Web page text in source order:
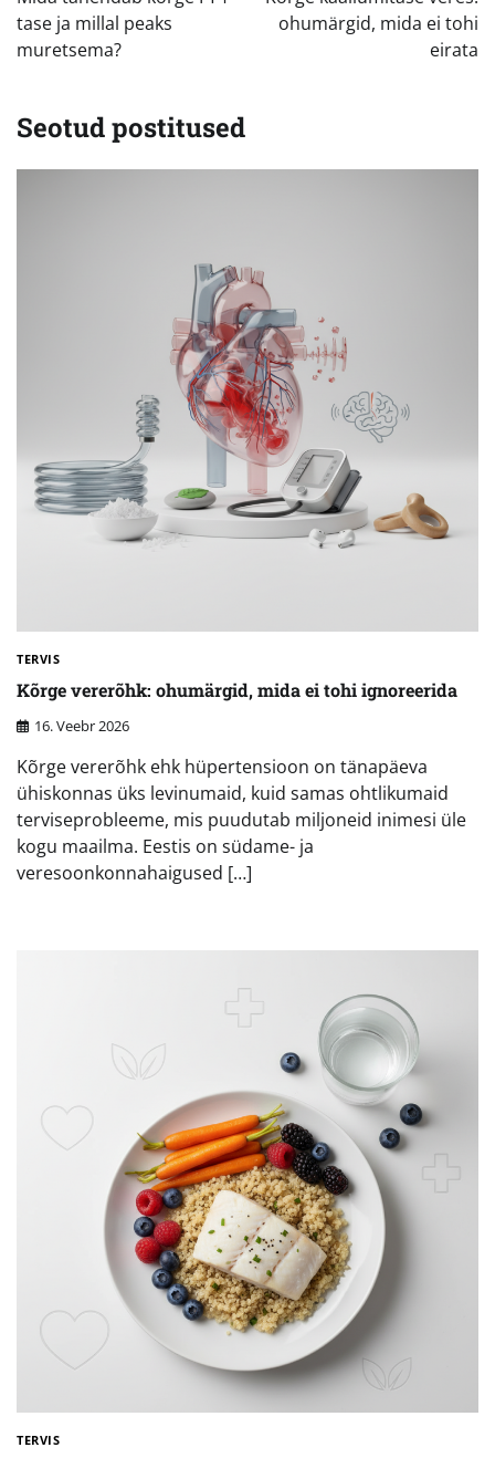
tase ja millal peaks
muretsema?
ohumärgid, mida ei tohi
eirata
Seotud postitused
TERVIS
Kõrge vererõhk: ohumärgid, mida ei tohi ignoreerida
16. Veebr 2026
Kõrge vererõhk ehk hüpertensioon on tänapäeva
ühiskonnas üks levinumaid, kuid samas ohtlikumaid
terviseprobleeme, mis puudutab miljoneid inimesi üle
kogu maailma. Eestis on südame- ja
veresoonkonnahaigused […]
TERVIS